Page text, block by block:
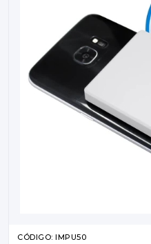
CÓDIGO: IMPU50